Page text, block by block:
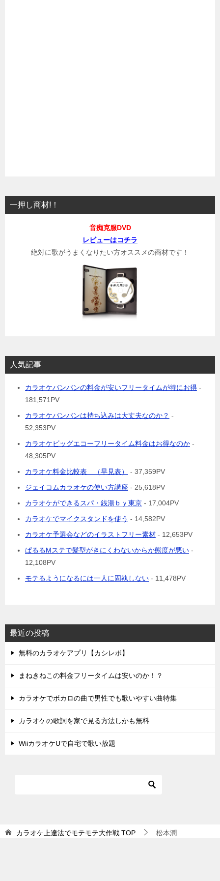
一押し商材!！
音痴克服DVD
レビューはコチラ
絶対に歌がうまくなりたい方オススメの商材です！
人気記事
カラオケバンバンの料金が安いフリータイムが特にお得 -
181,571PV
カラオケバンバンは持ち込みは大丈夫なのか？ -
52,353PV
カラオケビッグエコーフリータイム料金はお得なのか -
48,305PV
カラオケ料金比較表 （早見表）
- 37,359PV
ジェイコムカラオケの使い方講座 - 25,618PV
カラオケができるスパ・銭湯ｂｙ東京 - 17,004PV
カラオケでマイクスタンドを使う - 14,582PV
カラオケ予選会などのイラストフリー素材 - 12,653PV
ぱるるMステで髪型がきにくわないからか態度が悪い -
12,108PV
モテるようになるには一人に固執しない - 11,478PV
最近の投稿
無料のカラオケアプリ【カシレボ】
まねきねこの料金フリータイムは安いのか！？
カラオケでボカロの曲で男性でも歌いやすい曲特集
カラオケの歌詞を家で見る方法しかも無料
WiiカラオケUで自宅で歌い放題
カラオケ上達法でモテモテ大作戦 TOP 松本潤